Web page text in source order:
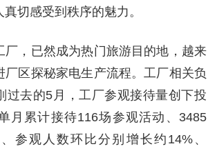
切感受到秩序的魅力。
厂，已然成为热门旅游目的地，越来
厂区探秘家电生产流程。工厂相关负
过去的5月，工厂参观接待量创下投
月累计接待116场参观活动、3485
参观人数环比分别增长约14%、